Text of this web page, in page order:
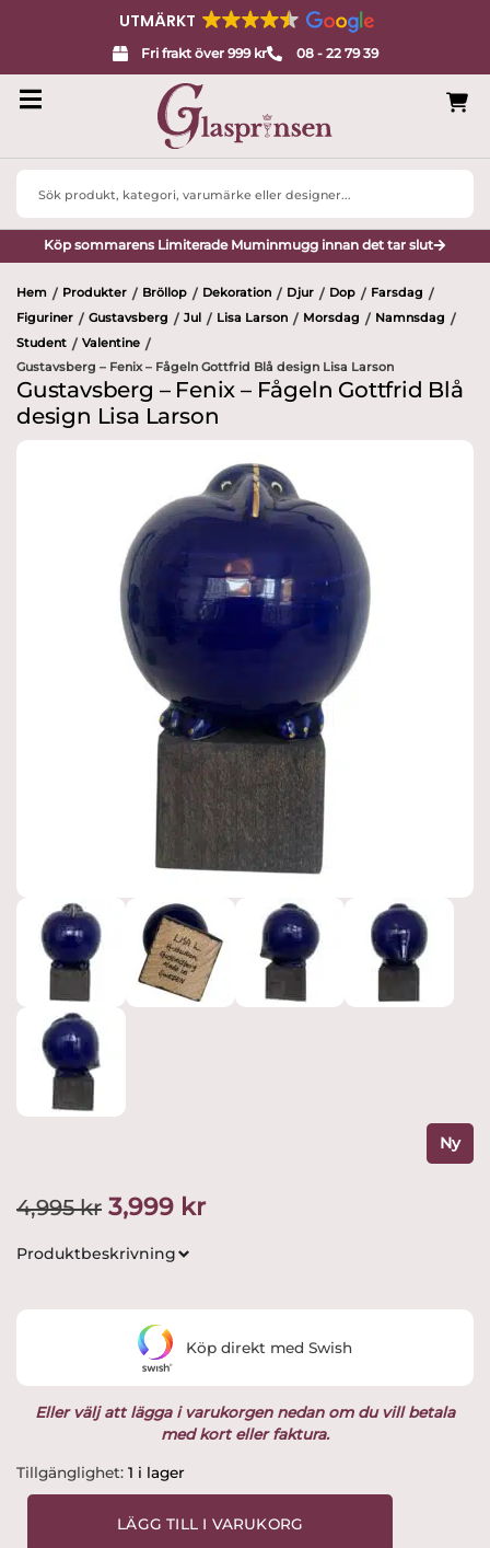
UTMÄRKT
Fri frakt över 999 kr 08 - 22 79 39
Search
Köp sommarens Limiterade Muminmugg innan det tar slut
Hem / Produkter / Bröllop / Dekoration / Djur / Dop / Farsdag /
Figuriner / Gustavsberg / Jul / Lisa Larson / Morsdag / Namnsdag /
Student / Valentine /
Gustavsberg – Fenix – Fågeln Gottfrid Blå design Lisa Larson
Gustavsberg – Fenix – Fågeln Gottfrid Blå
design Lisa Larson
Ny
4,995kr Det
ursprungliga
var:
4,995 kr.
3,999 krDet
3,999 kr.
Produktbeskrivning
Eller välj att lägga i varukorgen nedan om du vill betala
med kort eller faktura.
Tillgänglighet: 1 i lager
Gustavsberg
LÄGG TILL I VARUKORG
Köp direkt med Swish